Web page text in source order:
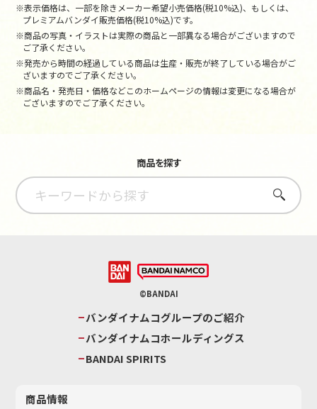
※表示価格は、一部を除きメーカー希望小売価格(税10%込)、もしくは、
プレミアムバンダイ販売価格(税10%込)です。
※商品の写真・イラストは実際の商品と一部異なる場合がございますので
ご了承ください。
※発売から時間の経過している商品は生産・販売が終了している場合がご
ざいますのでご了承ください。
※商品名・発売日・価格などこのホームページの情報は変更になる場合が
ございますのでご了承ください。
商品を探す
さがす
©BANDAI
バンダイナムコグループのご紹介
バンダイナムコホールディングス
BANDAI SPIRITS
商品情報